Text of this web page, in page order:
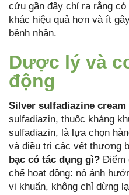
cứu gần đây chỉ ra rằng
khác hiệu quả hơn và ít
bệnh nhân.
Dược lý và
động
Silver sulfadiazine
sulfadiazin, thuốc kháng
sulfadiazin, là lựa chọn
và điều trị các vết thương
bạc có tác dụng gì? Điểm
chế hoạt động: nó ảnh
vi khuẩn, không chỉ dừng